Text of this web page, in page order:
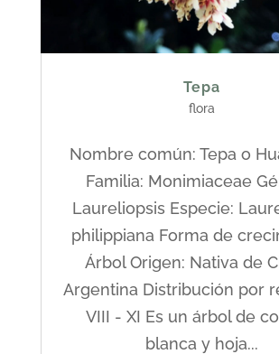
Tepa
flora
Nombre común: Tepa o
Familia: Monimiaceae
Laureliopsis Especie:
philippiana Forma de
Árbol Origen: Nativa de
Argentina Distribución por
VIII - XI Es un árbol de
blanca y hoja...